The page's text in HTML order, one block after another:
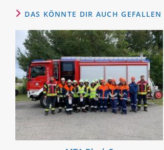
DAS KÖNNTE DIR AUCH GEFALLEN